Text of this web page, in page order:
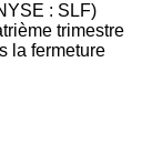
: SLF)
trimestre
la fermeture